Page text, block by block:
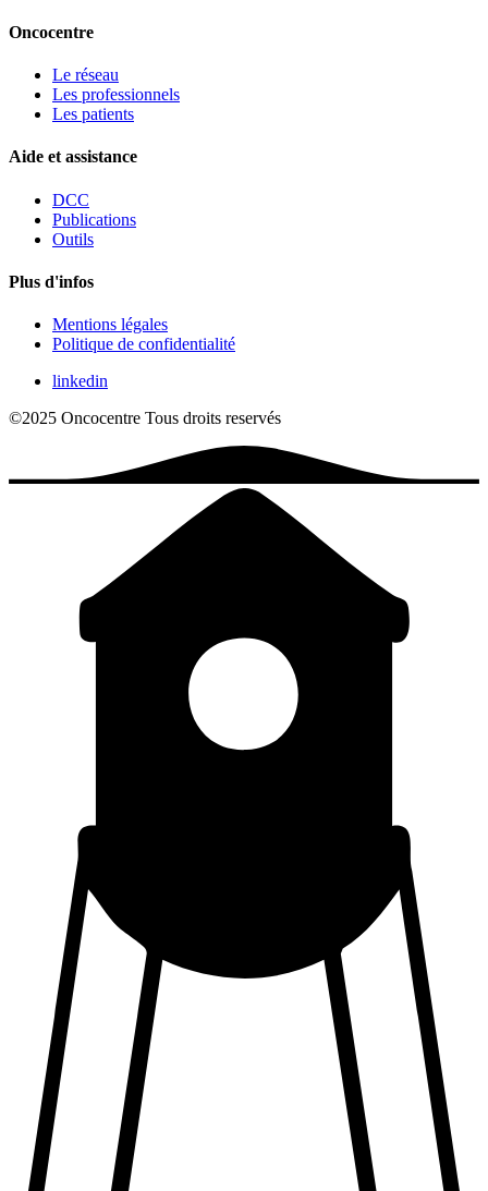
Oncocentre
Le réseau
Les professionnels
Les patients
Aide et assistance
DCC
Publications
Outils
Plus d'infos
Mentions légales
Politique de confidentialité
linkedin
©2025 Oncocentre Tous droits reservés